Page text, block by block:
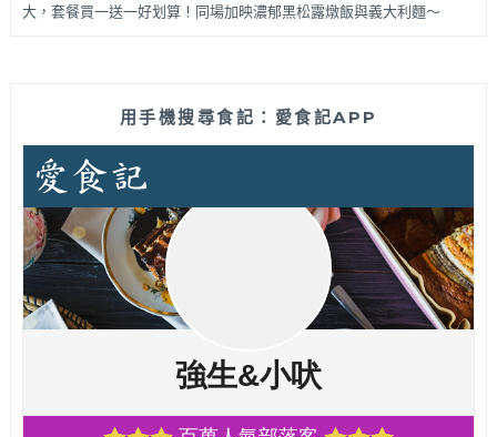
大，套餐買一送一好划算！同場加映濃郁黑松露燉飯與義大利麵～
用手機搜尋食記：愛食記APP